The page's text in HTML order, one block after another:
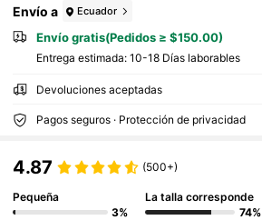
Envío a Ecuador
Envío gratis(Pedidos ≥ $150.00)
Entrega estimada: 10-18 Días laborables
Devoluciones aceptadas
Pagos seguros · Protección de privacidad
4.87 (500+)
Pequeña
3%
La talla corresponde
74%